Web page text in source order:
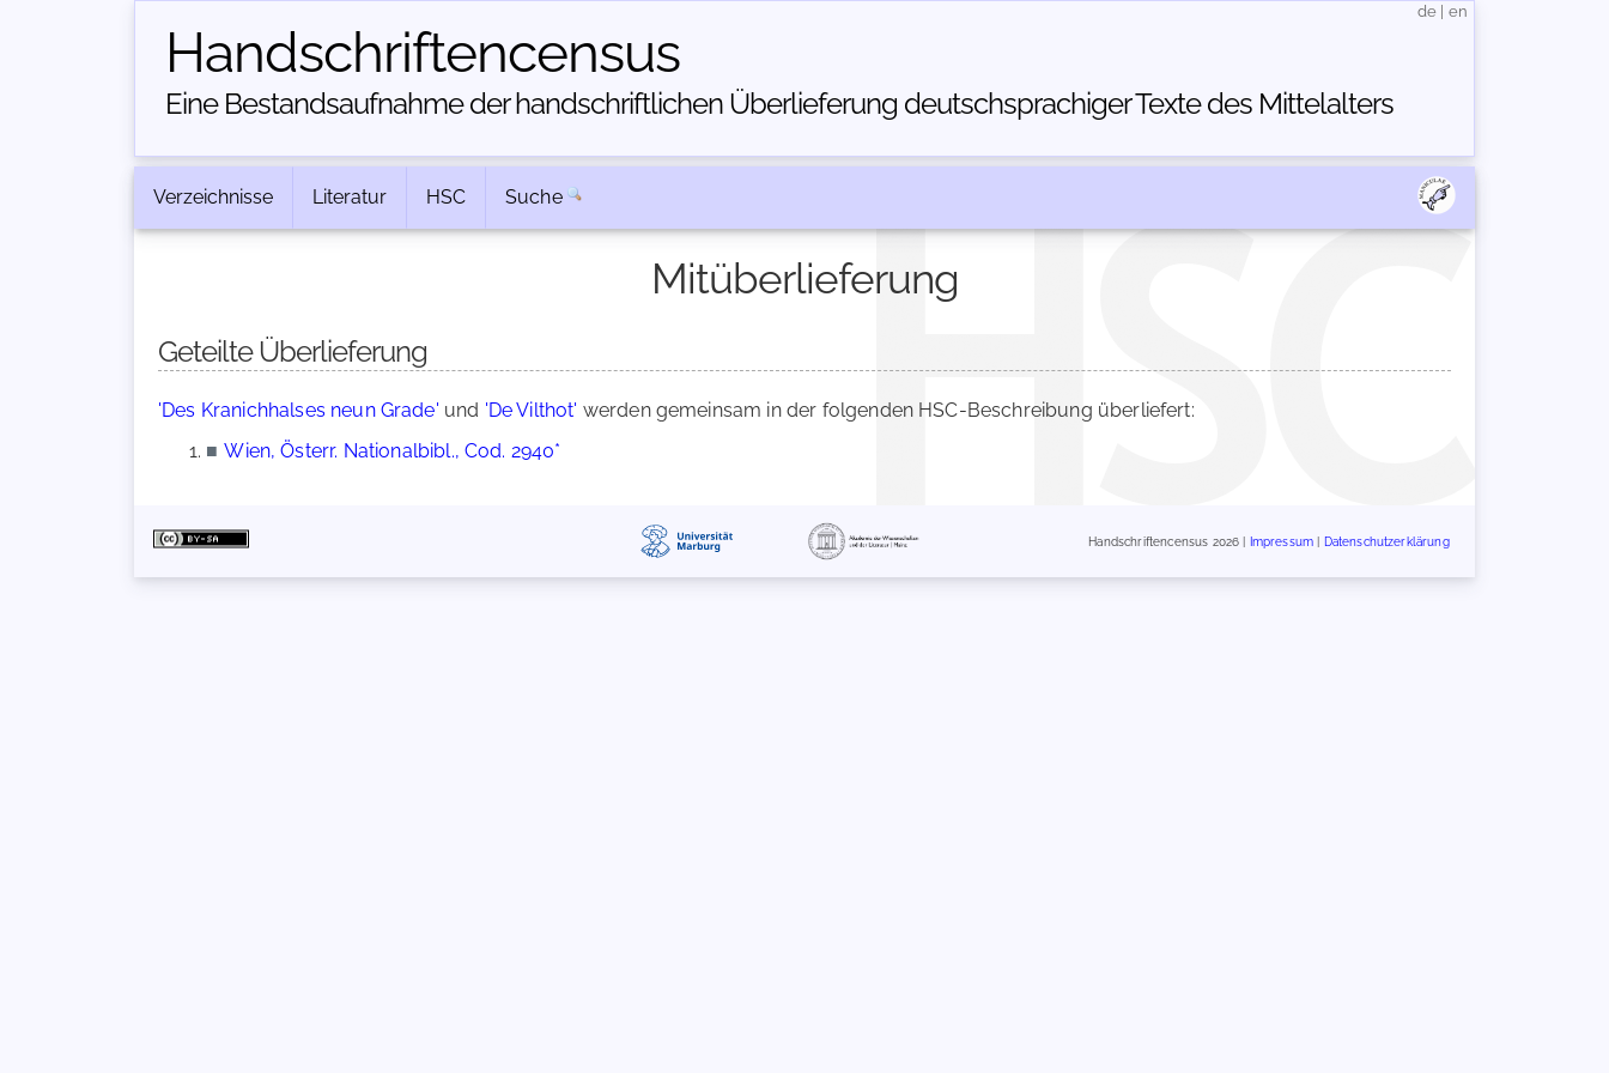
Handschriften­census
Eine Bestandsaufnahme der handschriftlichen Über­lieferung deutschsprachiger Texte des Mittelalters
de en
Verzeichnisse Literatur HSC Suche
Mitüberlieferung
Geteilte Überlieferung
'Des Kranichhalses neun Grade' und 'De Vilthot' werden gemeinsam in der folgenden HSC-Beschreibung überliefert:
■ Wien, Österr. Nationalbibl., Cod. 2940*
Handschriftencensus 2026 | Impressum Datenschutzerklärung